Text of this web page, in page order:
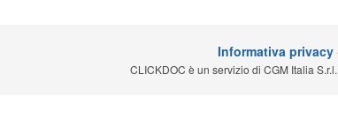
Informativa privacy
CLICKDOC è un servizio di CGM Italia